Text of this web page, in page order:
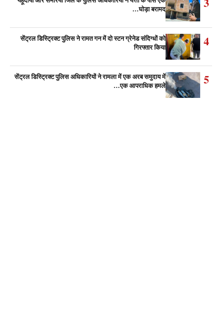
घोड़ा बरामद…
4
सेंट्रल डिस्ट्रिक्ट पुलिस ने रामत गन में दो स्टन ग्रेनेड संदिग्धों को
गिरफ्तार किया
5
सेंट्रल डिस्ट्रिक्ट पुलिस अधिकारियों ने रामला में एक अरब समुदाय में
एक आपराधिक हमले…